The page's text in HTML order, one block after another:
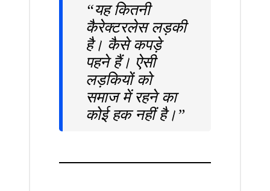
“यह कितनी
कैरेक्टरलेस लड़की
है। कैसे कपड़े
पहने हैं। ऐसी
लड़कियों को
समाज में रहने का
कोई हक नहीं है।”